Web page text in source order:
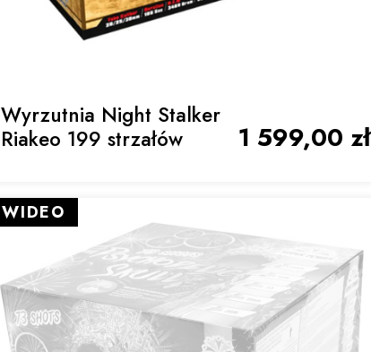
Wyrzutnia Night Stalker
Riakeo 199 strzałów
1 599,00 zł
WIDEO